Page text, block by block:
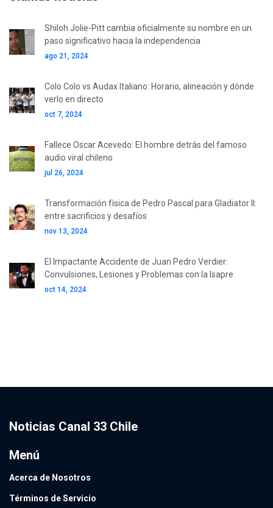
Shiloh Jolie-Pitt cambia oficialmente su nombre en un
paso significativo hacia la independencia
ago 21, 2024
Colo Colo vs Audax Italiano: Horario, alineación y dónde
verlo en directo
oct 7, 2024
Fallece Oscar Acevedo: El hombre detrás del famoso
audio viral chileno
jul 26, 2024
Transformación física de Pedro Pascal para Gladiator II:
entre sacrificios y desafíos
nov 13, 2024
El Impactante Accidente de Juan Pedro Verdier:
Convulsiones, Lesiones y Problemas con la Isapre
oct 14, 2024
Noticias Canal 33 Chile
Menú
Acerca de Nosotros
Términos de Servicio